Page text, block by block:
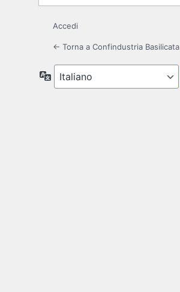
Accedi
← Torna a Confindustria Basilicata
Lingua